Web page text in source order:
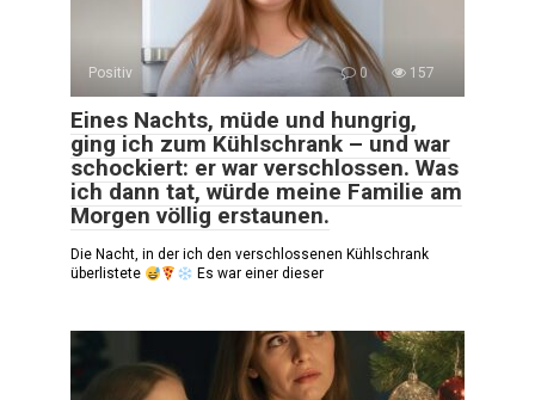
Positiv 0 157
Eines Nachts, müde und hungrig,
ging ich zum Kühlschrank – und war
schockiert: er war verschlossen. Was
ich dann tat, würde meine Familie am
Morgen völlig erstaunen.
Die Nacht, in der ich den verschlossenen Kühlschrank
überlistete
Es war einer dieser